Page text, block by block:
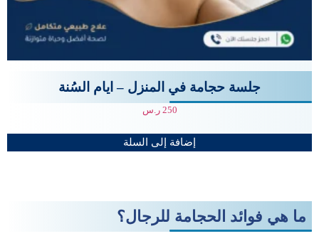
جلسة حجامة في المنزل – ايام السُنة
250 ر.س
إضافة إلى السلة
ما هي فوائد الحجامة للرجال؟